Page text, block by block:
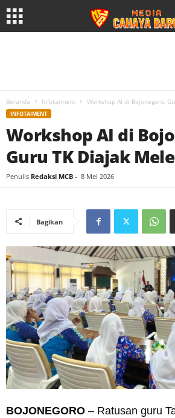
Beranda Infotaiment Workshop AI di Bojonegoro,
INFOTAIMENT
Workshop AI di
Guru TK Diajak
Penulis Redaksi MCB - 8 Mei 2026
Bagikan
BOJONEGORO – Ratusan guru